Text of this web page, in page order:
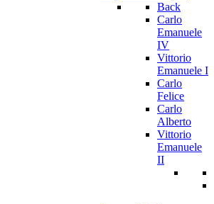
Back
Carlo
Emanuele
IV
Vittorio
Emanuele I
Carlo
Felice
Carlo
Alberto
Vittorio
Emanuele
II